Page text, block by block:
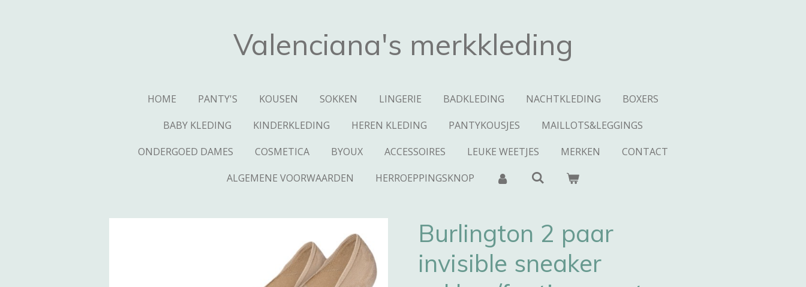
Valenciana's merkkleding
HOME PANTY'S KOUSEN SOKKEN LINGERIE BADKLEDING NACHTKLEDING
BOXERS
BABY KLEDING
KINDERKLEDING HEREN KLEDING PANTYKOUSJES
MAILLOTS&LEGGINGS
ONDERGOED DAMES
COSMETICA BYOUX ACCESSOIRES LEUKE WEETJES MERKEN
CONTACT
ALGEMENE VOORWAARDEN
HERROEPPINGSKNOP
Burlington 2 paar
invisible sneaker